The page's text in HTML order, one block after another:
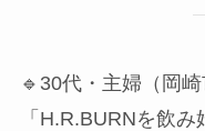
🔹30代・主婦（岡崎
「H.R.BURNを飲